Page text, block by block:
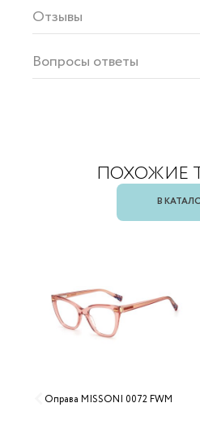
Отзывы
Вопросы ответы
ПОХОЖИЕ
В
Оправа MISSONI 0072 FWM